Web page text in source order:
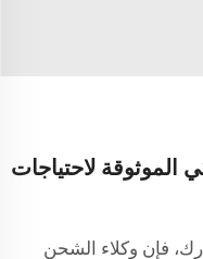
لاحتياجات
فإن وكلاء الشحن